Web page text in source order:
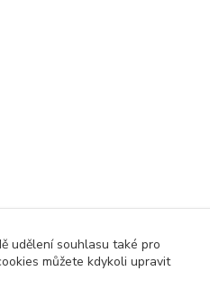
udělení souhlasu také pro
můžete kdykoli upravit